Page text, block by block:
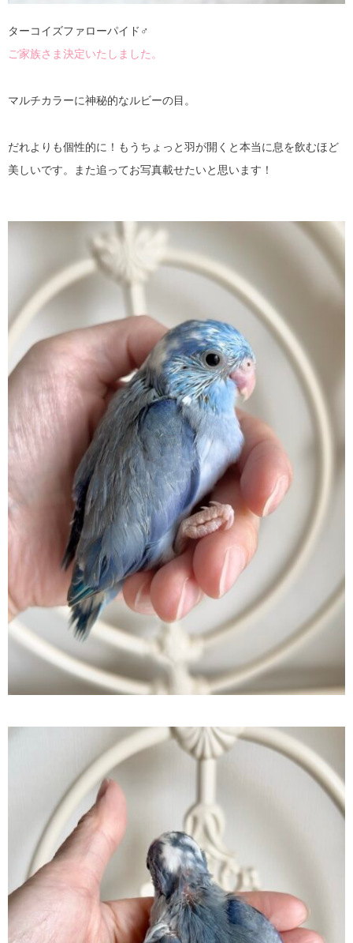
ターコイズファローパイド♂
ご家族さま決定いたしました。
マルチカラーに神秘的なルビーの目。
だれよりも個性的に！もうちょっと羽が開くと本当に息を飲むほど
美しいです。また追ってお写真載せたいと思います！